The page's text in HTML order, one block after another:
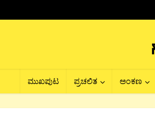
ಮುಖಪುಟ ಪ್ರಚಲಿತ ಅಂಕಣ